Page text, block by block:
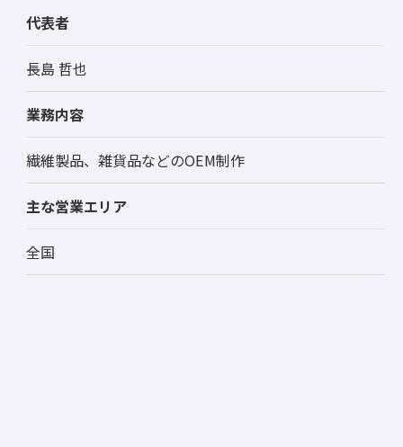
代表者
長島 哲也
業務内容
繊維製品、雑貨品などのOEM制作
主な営業エリア
全国
お問い合わせはこちら